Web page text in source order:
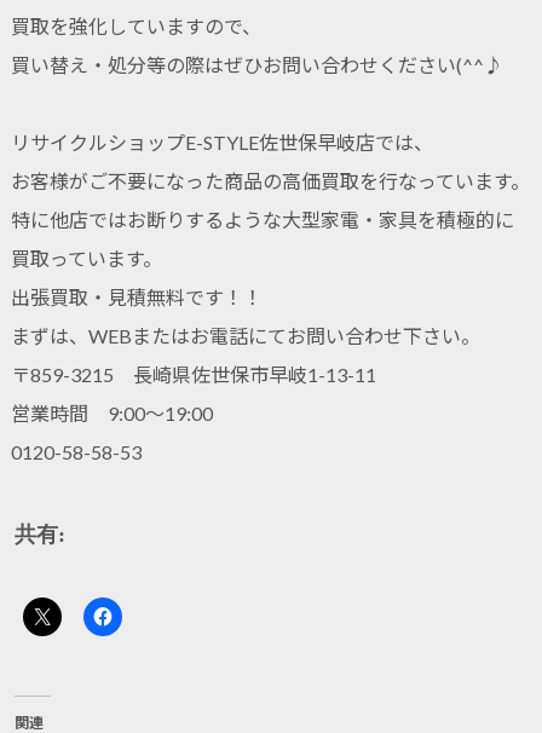
買取を強化していますので、
買い替え・処分等の際はぜひお問い合わせください(^^♪
リサイクルショップE-STYLE佐世保早岐店では、
お客様がご不要になった商品の高価買取を行なっています。
特に他店ではお断りするような大型家電・家具を積極的に
買取っています。
出張買取・見積無料です！！
まずは、WEBまたはお電話にてお問い合わせ下さい。
〒859-3215 長崎県佐世保市早岐1-13-11
営業時間 9:00～19:00
0120-58-58-53
共有:
関連